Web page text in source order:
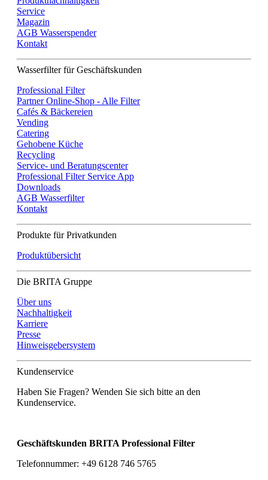
Service
Magazin
AGB Wasserspender
Kontakt
Wasserfilter für Geschäftskunden
Professional Filter
Partner Online-Shop - Alle Filter
Cafés & Bäckereien
Vending
Catering
Gehobene Küche
Recycling
Service- und Beratungscenter
Professional Filter Service App
Downloads
AGB Wasserfilter
Kontakt
Produkte für Privatkunden
Produktübersicht
Die BRITA Gruppe
Über uns
Nachhaltigkeit
Karriere
Presse
Hinweisgebersystem
Kundenservice
Haben Sie Fragen? Wenden Sie sich bitte an den
Kundenservice.
Geschäftskunden BRITA Professional Filter
Telefonnummer: +49 6128 746 5765